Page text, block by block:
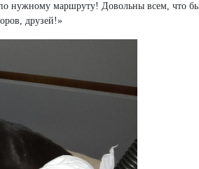
нужному маршруту! Довольны всем, что
друзей!»